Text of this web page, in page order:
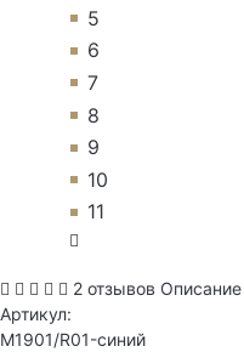
5
6
7
8
9
10
11
2 отзывов Описание
Артикул:
M1901/R01-синий